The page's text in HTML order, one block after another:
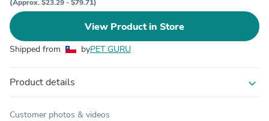
(Approx. $23.29 - $79.71)
View Product in Store
Shipped from byPET GURU
Product details expand_more
Customer photos & videos